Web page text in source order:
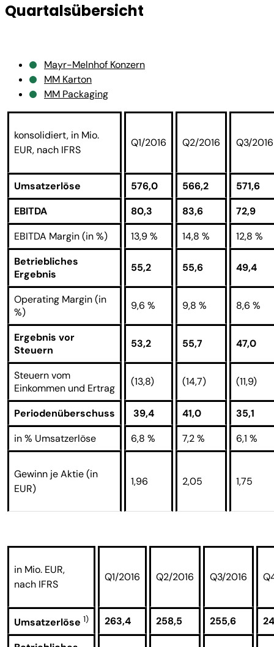
Quartalsübersicht
Mayr-Melnhof Konzern
MM Karton
MM Packaging
konsolidiert, in Mio.
EUR, nach IFRS
Q1/2016 Q2/2016 Q3/2016
Umsatzerlöse 576,0 566,2
571,6
EBITDA
80,3 83,6
72,9
EBITDA Margin (in %)
13,9 % 14,8 %
12,8 %
Betriebliches
Ergebnis
55,2 55,6 49,4
Operating Margin (in
%)
9,6 % 9,8 % 8,6 %
Ergebnis vor
Steuern
53,2 55,7 47,0
Steuern vom
Einkommen und Ertrag
(13,8) (14,7) (11,9)
Periodenüberschuss 39,4 41,0
35,1
in % Umsatzerlöse
6,8 % 7,2 % 6,1 %
Gewinn je Aktie (in
EUR)
1,96 2,05 1,75
in Mio. EUR,
nach IFRS
Q1/2016 Q2/2016 Q3/2016
Umsatzerlöse 1) 263,4 258,5 255,6